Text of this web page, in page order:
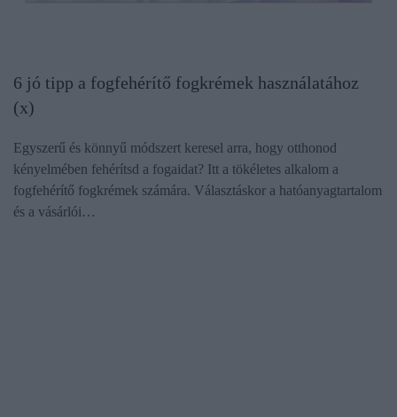
6 jó tipp a fogfehérítő fogkrémek használatához
(x)
Egyszerű és könnyű módszert keresel arra, hogy otthonod
kényelmében fehérítsd a fogaidat? Itt a tökéletes alkalom a
fogfehérítő fogkrémek számára. Választáskor a hatóanyagtartalom
és a vásárlói…